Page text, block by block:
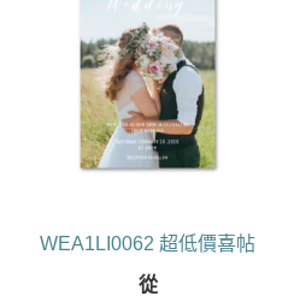
WEA1LI0062 超低價喜帖
從